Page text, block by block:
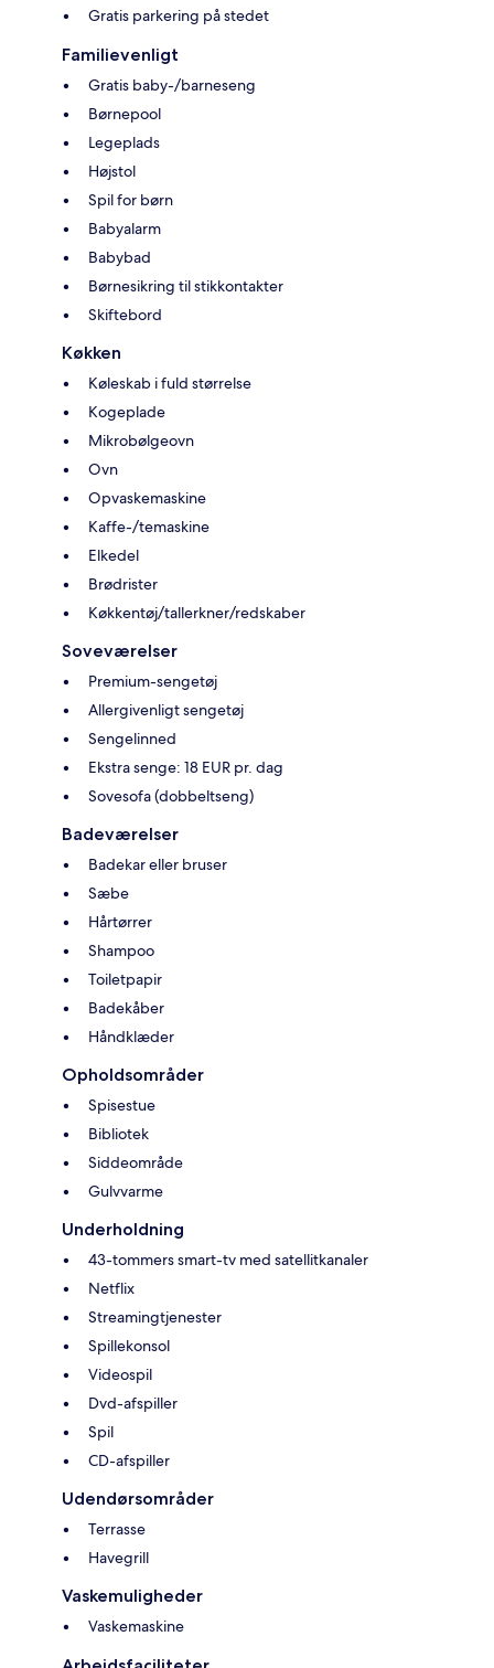
Gratis parkering på stedet
Familievenligt
Gratis baby-/barneseng
Børnepool
Legeplads
Højstol
Spil for børn
Babyalarm
Babybad
Børnesikring til stikkontakter
Skiftebord
Køkken
Køleskab i fuld størrelse
Kogeplade
Mikrobølgeovn
Ovn
Opvaskemaskine
Kaffe-/temaskine
Elkedel
Brødrister
Køkkentøj/tallerkner/redskaber
Soveværelser
Premium-sengetøj
Allergivenligt sengetøj
Sengelinned
Ekstra senge: 18 EUR pr. dag
Sovesofa (dobbeltseng)
Badeværelser
Badekar eller bruser
Sæbe
Hårtørrer
Shampoo
Toiletpapir
Badekåber
Håndklæder
Opholdsområder
Spisestue
Bibliotek
Siddeområde
Gulvvarme
Underholdning
43-tommers smart-tv med satellitkanaler
Netflix
Streamingtjenester
Spillekonsol
Videospil
Dvd-afspiller
Spil
CD-afspiller
Udendørsområder
Terrasse
Havegrill
Vaskemuligheder
Vaskemaskine